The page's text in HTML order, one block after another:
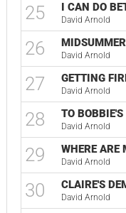
25 I CAN DO
David Arnold
26 David Arnold
27 GETTING
David Arnold
28 TO
David Arnold
29 WHERE ARE
David Arnold
30 CLAIRE'S
David Arnold